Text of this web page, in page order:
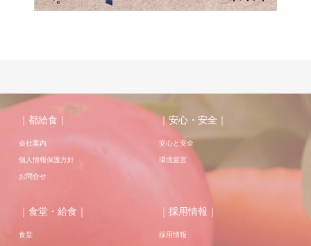
｜都給食｜
会社案内
個人情報保護方針
お問合せ
｜安心・安全｜
安心と安全
環境宣言
｜食堂・給食｜
食堂
｜採用情報｜
採用情報